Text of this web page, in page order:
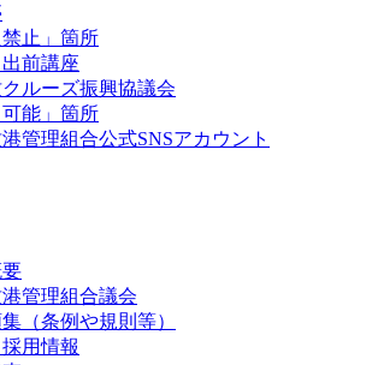
禁止」箇所
前講座
ルーズ振興協議会
可能」箇所
管理組合公式SNSアカウント
管理組合議会
（条例や規則等）
用情報